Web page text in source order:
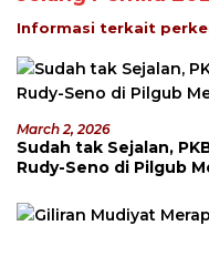
Informasi terkait
March 2, 2026
Sudah tak Sejalan,
Rudy-Seno di Pilgub